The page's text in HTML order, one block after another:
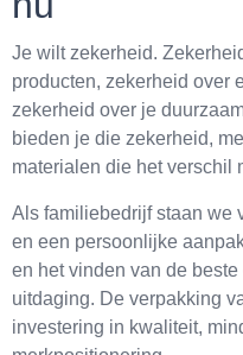
Je wilt zekerheid.
producten, zekerheid over
zekerheid over je
bieden je die zekerheid,
materialen die het verschil
Als familiebedrijf staan we
en een persoonlijke
en het vinden van de
uitdaging. De verpakking
investering in kwaliteit,